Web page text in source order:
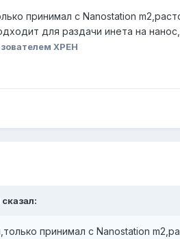
принимал с Nanostation
для раздачи инета на
XPEH
принимал с Nanostation